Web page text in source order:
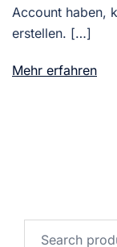
Account haben,
erstellen. […]
Mehr erfahren